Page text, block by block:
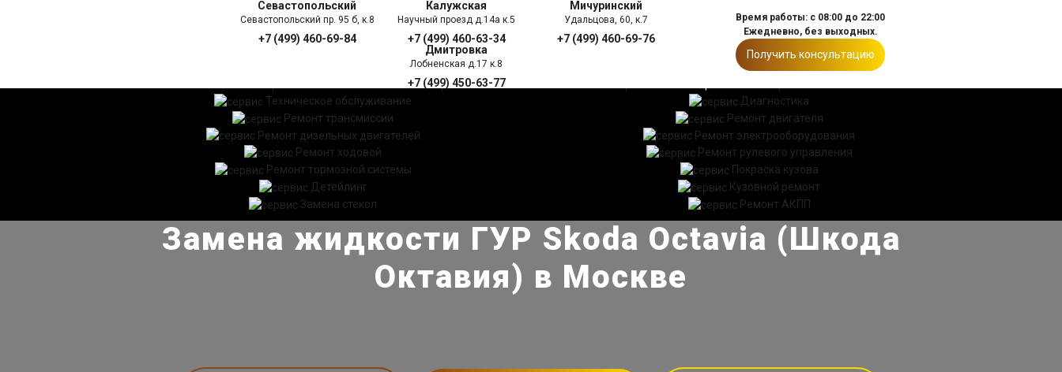
Севастопольский
Севастопольский пр. 95 б, к.8
+7 (499) 460-69-84
Калужская
Научный проезд д.14а к.5
+7 (499) 460-63-34
Мичуринский
Удальцова, 60, к.7
+7 (499) 460-69-76
Дмитровка
Лобненская д.17 к.8
+7 (499) 450-63-77
Время работы: с 08:00 до 22:00
Ежедневно, без выходных.
Получить консультацию
ПРАЙС ЛИСТ
Техническое обслуживание
Диагностика
Ремонт трансмиссии
Ремонт двигателя
Ремонт дизельных двигателей
Ремонт электрооборудования
Ремонт ходовой
Ремонт рулевого управления
Ремонт тормозной системы
Покраска кузова
Детейлинг
Кузовной ремонт
Замена стекол
Ремонт АКПП
Замена жидкости ГУР Skoda Octavia (Шкода
Октавия) в Москве